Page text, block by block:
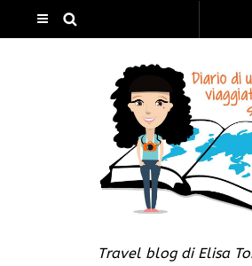
Travel blog di Elisa